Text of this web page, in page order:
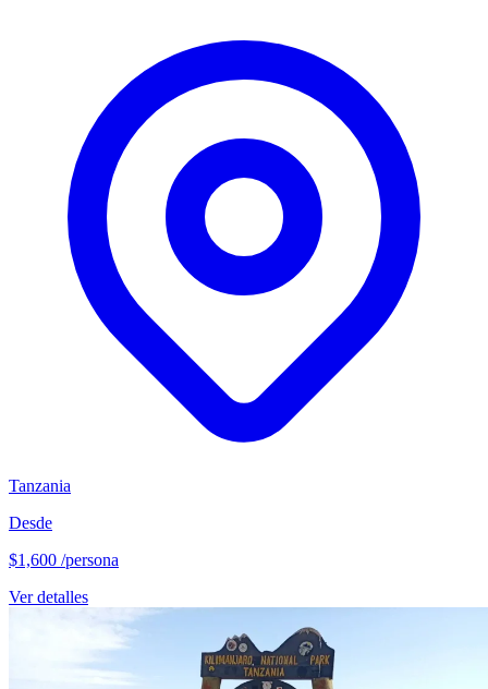
Tanzania
Desde
$1,600 /persona
Ver detalles